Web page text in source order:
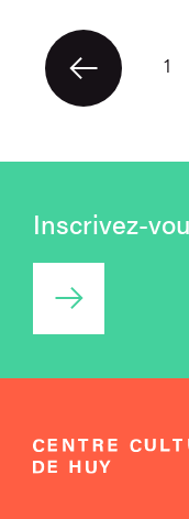
1
Inscrivez-
Accéder